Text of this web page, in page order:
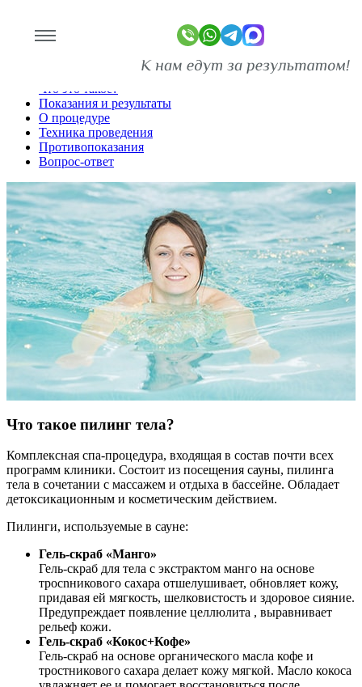
копии)
и
Пилинг тела
Процедуры и методы лечения
Что это такое?
Показания и результаты
О процедуре
Техника проведения
Противопоказания
Вопрос-ответ
Что такое пилинг тела?
Комплексная спа-процедура, входящая в состав почти всех
программ клиники. Состоит из посещения сауны, пилинга
тела в сочетании с массажем и отдыха в бассейне. Обладает
детоксикационным и косметическим действием.
Пилинги, используемые в сауне:
Гель-скраб «Манго»
Гель-скраб для тела с экстрактом манго на основе
тросnникового сахара отшелушивает, обновляет кожу,
придавая ей мягкость, шелковистость и здоровое сияние.
Предупреждает появление целлюлита , выравнивает
рельеф кожи.
Гель-скраб «Кокос+Кофе»
Гель-скраб на основе органического масла кофе и
тростникового сахара делает кожу мягкой. Масло кокоса